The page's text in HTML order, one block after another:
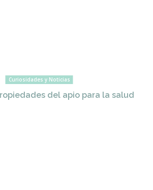
Curiosidades y Noticias
del apio para la salud